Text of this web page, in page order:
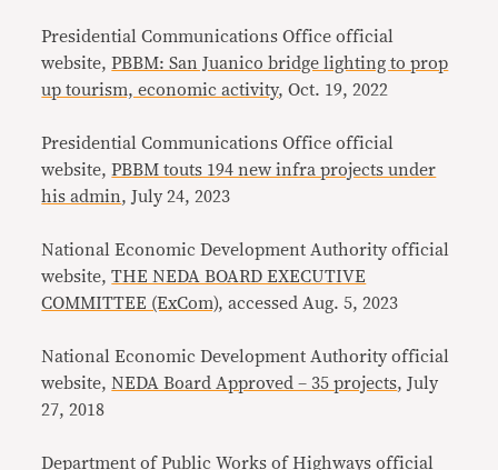
Presidential Communications Office official
website,PBBM: San Juanico bridge lighting to prop
up tourism, economic activity, Oct. 19, 2022
Presidential Communications Office official
website,PBBM touts 194 new infra projects under
his admin, July 24, 2023
National Economic Development Authority official
website,THE NEDA BOARD EXECUTIVE
COMMITTEE (ExCom), accessed Aug. 5, 2023
National Economic Development Authority official
website,NEDA Board Approved – 35 projects, July
27, 2018
Department of Public Works of Highways official